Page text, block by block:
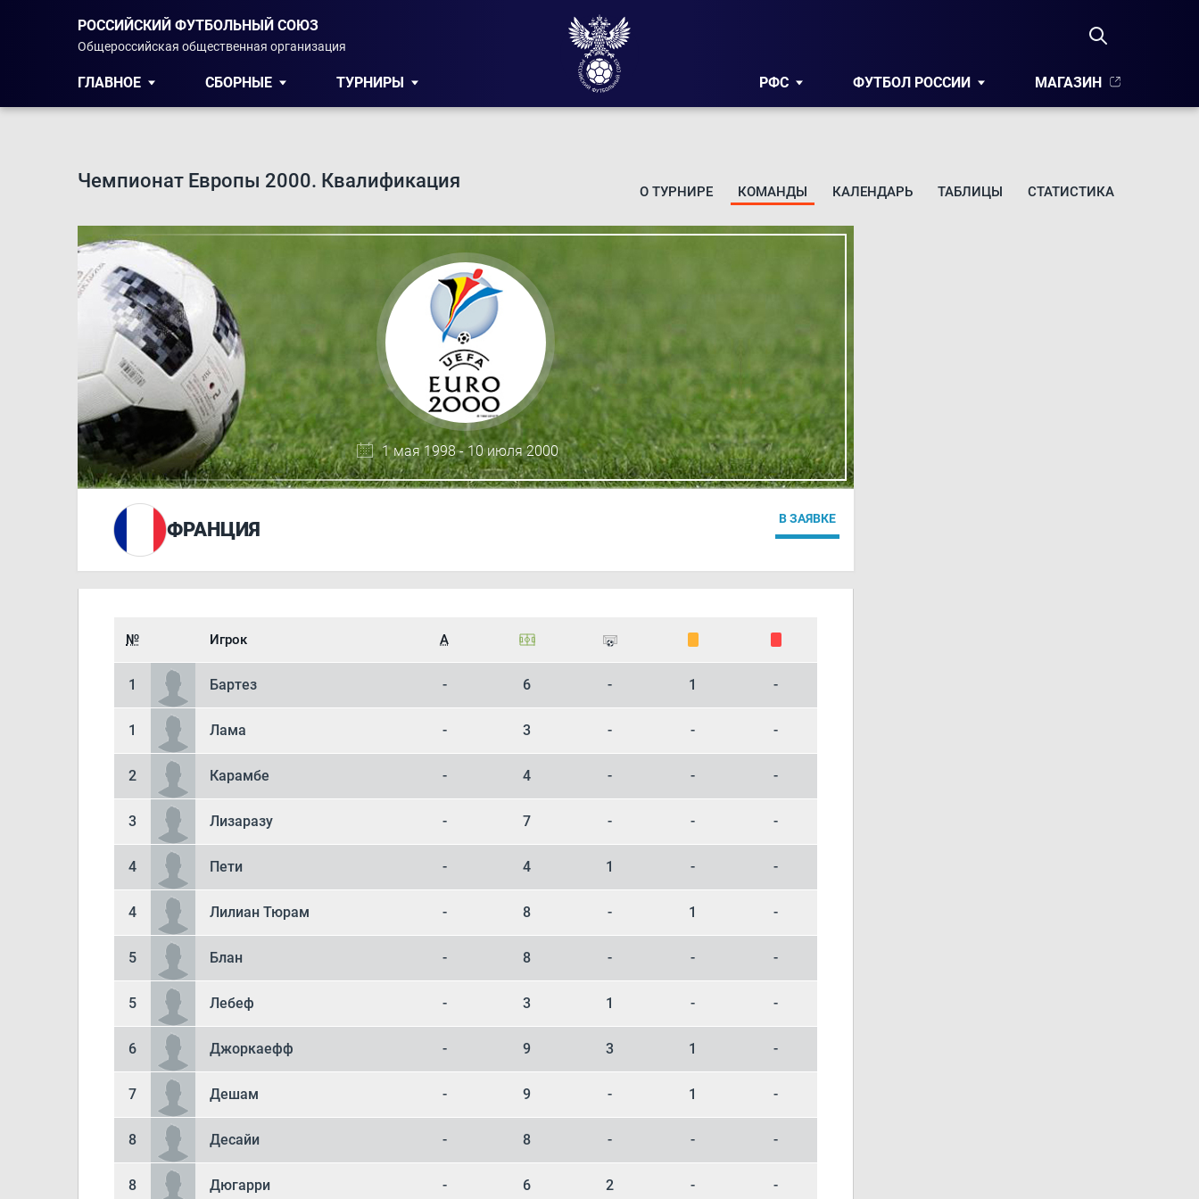
РОССИЙСКИЙ ФУТБОЛЬНЫЙ СОЮЗ
Общероссийская общественная организация
ГЛАВНОЕ СБОРНЫЕ ТУРНИРЫ РФС ФУТБОЛ РОССИИ МАГАЗИН
Чемпионат Европы 2000. Квалификация О ТУРНИРЕ КОМАНДЫ КАЛЕНДАРЬ ТАБЛИЦЫ СТАТИСТИКА
1 мая 1998 - 10 июля 2000
ФРАНЦИЯ В ЗАЯВКЕ
№ Игрок А
1 Бартез - 6 - 1 -
1 Лама - 3 - - -
2 Карамбе - 4 - - -
3 Лизаразу - 7 - - -
4 Пети - 4 1 - -
4 Лилиан Тюрам - 8 - 1 -
5 Блан - 8 - - -
5 Лебеф - 3 1 - -
6 Джоркаефф - 9 3 1 -
7 Дешам - 9 - 1 -
8 Десайи - 8 - - -
8 Дюгарри - 6 2 - -